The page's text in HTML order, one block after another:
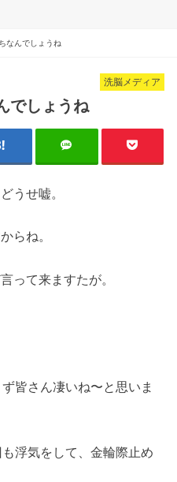
なんでしょうね
洗脳メディア
でしょうね
うせ嘘。
らね。
って来ますたが。
皆さん凄いね〜と思いま
浮気をして、金輪際止め